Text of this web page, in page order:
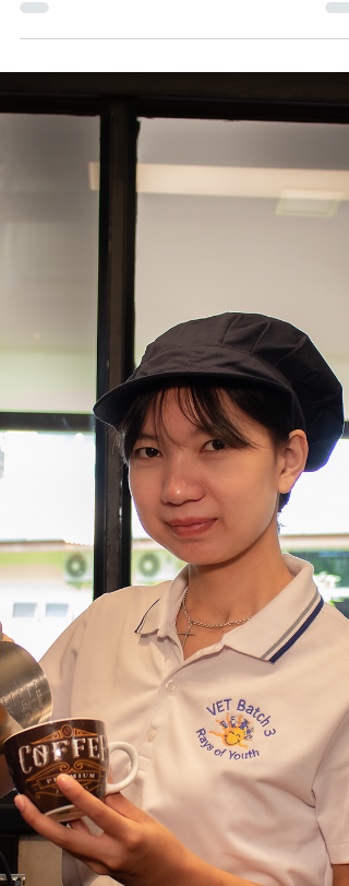
VET Batch - 2 Joined Rays of Youth in 2023
သူ သီရိကျော်သည် သူမ၏ ခရီးလမ်းတွင်
အလှမ်းကျယ်စွာ လျှောက်လှမ်းနိုင်ခဲ့သည်။ မိသားစု၏
ငွေကြေးအခက်အခဲများနှင့် အနာဂတ်အသက်မွေးဝမ်း
ကြောင်းကို ထောက်ပံ့နိုင်မည့် လက်တွေ့ကျသော
ကျွမ်းကျင်မှုတစ်ခုကို သင်ယူလိုသော စိတ်ဆန္ဒကြောင့်